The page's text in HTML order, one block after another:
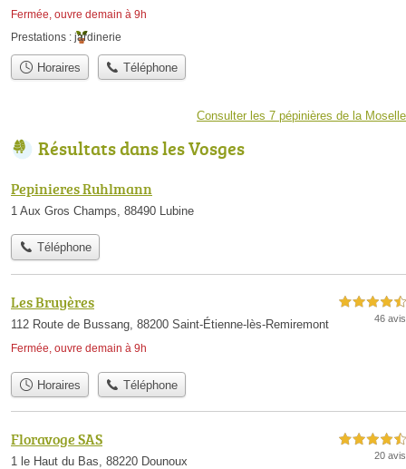
Fermée, ouvre demain à 9h
Prestations : jardinerie
Horaires Téléphone
Consulter les 7 pépinières de la Moselle
Résultats dans les Vosges
Pepinieres Ruhlmann
1 Aux Gros Champs, 88490 Lubine
Téléphone
Les Bruyères
112 Route de Bussang, 88200 Saint-Étienne-lès-Remiremont
Fermée, ouvre demain à 9h
4,5 étoiles sur 5
46 avis
Horaires Téléphone
Floravoge SAS
1 le Haut du Bas, 88220 Dounoux
4,5 étoiles sur 5
20 avis